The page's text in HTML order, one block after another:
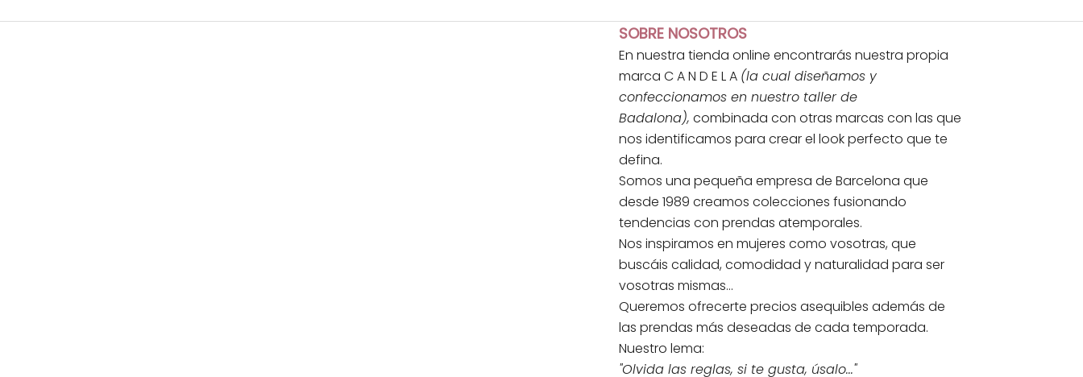
SOBRE NOSOTROS
En nuestra tienda online encontrarás nuestra propia
marca C A N D E L A (la cual diseñamos y
confeccionamos en nuestro taller de
Badalona), combinada con otras marcas con las que
nos identificamos para crear el look perfecto que te
defina.
Somos una pequeña empresa de Barcelona que
desde 1989 creamos colecciones fusionando
tendencias con prendas atemporales.
Nos inspiramos en mujeres como vosotras, que
buscáis calidad, comodidad y naturalidad para ser
vosotras mismas...
Queremos ofrecerte precios asequibles además de
las prendas más deseadas de cada temporada.
Nuestro lema:
"Olvida las reglas, si te gusta, úsalo..."